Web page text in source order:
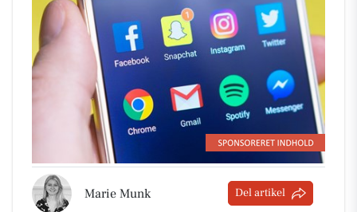
Marie Munk Del artikel